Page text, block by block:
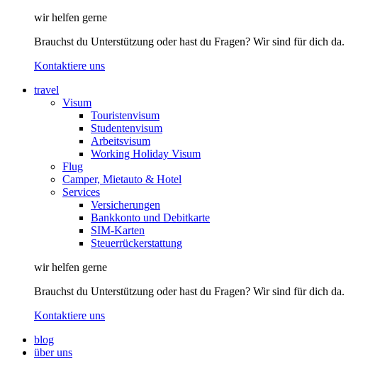
wir helfen gerne
Brauchst du Unterstützung oder hast du Fragen? Wir sind für dich da.
Kontaktiere uns
travel
Visum
Touristenvisum
Studentenvisum
Arbeitsvisum
Working Holiday Visum
Flug
Camper, Mietauto & Hotel
Services
Versicherungen
Bankkonto und Debitkarte
SIM-Karten
Steuerrückerstattung
wir helfen gerne
Brauchst du Unterstützung oder hast du Fragen? Wir sind für dich da.
Kontaktiere uns
blog
über uns